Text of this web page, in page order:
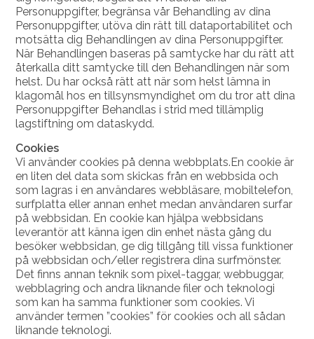
Personuppgifter, begränsa vår Behandling av dina
Personuppgifter, utöva din rätt till dataportabilitet och
motsätta dig Behandlingen av dina Personuppgifter.
När Behandlingen baseras på samtycke har du rätt att
återkalla ditt samtycke till den Behandlingen när som
helst. Du har också rätt att när som helst lämna in
klagomål hos en tillsynsmyndighet om du tror att dina
Personuppgifter Behandlas i strid med tillämplig
lagstiftning om dataskydd.
Cookies
Vi använder cookies på denna webbplats.En cookie är
en liten del data som skickas från en webbsida och
som lagras i en användares webbläsare, mobiltelefon,
surfplatta eller annan enhet medan användaren surfar
på webbsidan. En cookie kan hjälpa webbsidans
leverantör att känna igen din enhet nästa gång du
besöker webbsidan, ge dig tillgång till vissa funktioner
på webbsidan och/eller registrera dina surfmönster.
Det finns annan teknik som pixel-taggar, webbuggar,
webblagring och andra liknande filer och teknologi
som kan ha samma funktioner som cookies. Vi
använder termen ”cookies” för cookies och all sådan
liknande teknologi.